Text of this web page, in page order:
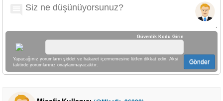
Güvenlik Kodu Girin
Yapacağınız yorumların şiddet ve hakaret içermemesine lütfen dikkat edin. Aksi
taktirde yorumlarınız onaylanmayacaktır.
Gönder